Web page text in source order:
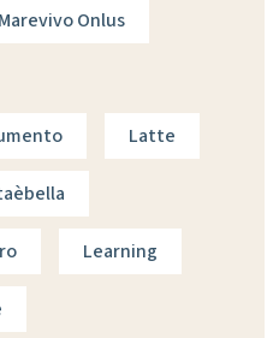
Onlus
Latte
Learning